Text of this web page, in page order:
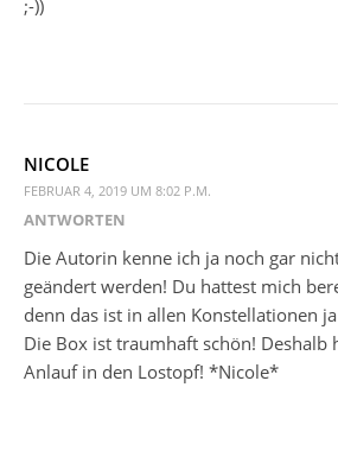
;-))
NICOLE
FEBRUAR 4, 2019 UM 8:02 P.M.
ANTWORTEN
Die Autorin kenne ich ja noch gar
geändert werden! Du hattest mich
denn das ist in allen Konstellationen
Die Box ist traumhaft schön! Deshalb
Anlauf in den Lostopf! *Nicole*